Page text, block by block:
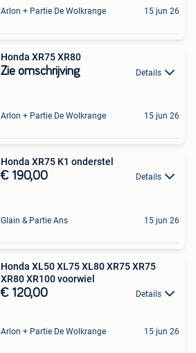
Arlon + Partie De Wolkrange 15 jun 26
Honda XR75 XR80
Zie omschrijving Details
Arlon + Partie De Wolkrange 15 jun 26
Honda XR75 K1 onderstel
€ 190,00 Details
Glain & Partie Ans 15 jun 26
Honda XL50 XL75 XL80 XR75 XR75
XR80 XR100 voorwiel
€ 120,00 Details
Arlon + Partie De Wolkrange 15 jun 26